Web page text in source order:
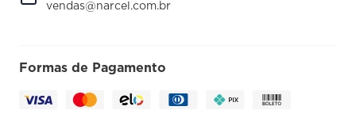
vendas@narcel.com.br
Formas de Pagamento